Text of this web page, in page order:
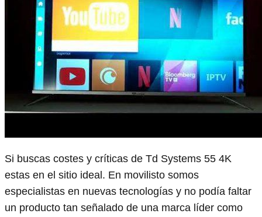
Si buscas costes y críticas de Td Systems 55 4K
estas en el sitio ideal. En movilisto somos
especialistas en nuevas tecnologías y no podía faltar
un producto tan señalado de una marca líder como